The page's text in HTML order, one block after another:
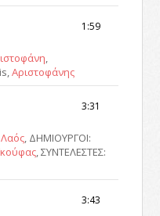
1:59
,
Αριστοφάνης
3:31
, ΔΗΜΙΟΥΡΓΟΙ:
, ΣΥΝΤΕΛΕΣΤΕΣ:
3:43